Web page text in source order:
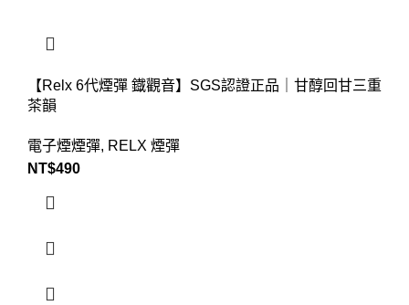
【Relx 6代煙彈 鐡觀音】SGS認證正品｜甘醇回甘三重
茶韻
電子煙煙彈, RELX 煙彈
NT$490